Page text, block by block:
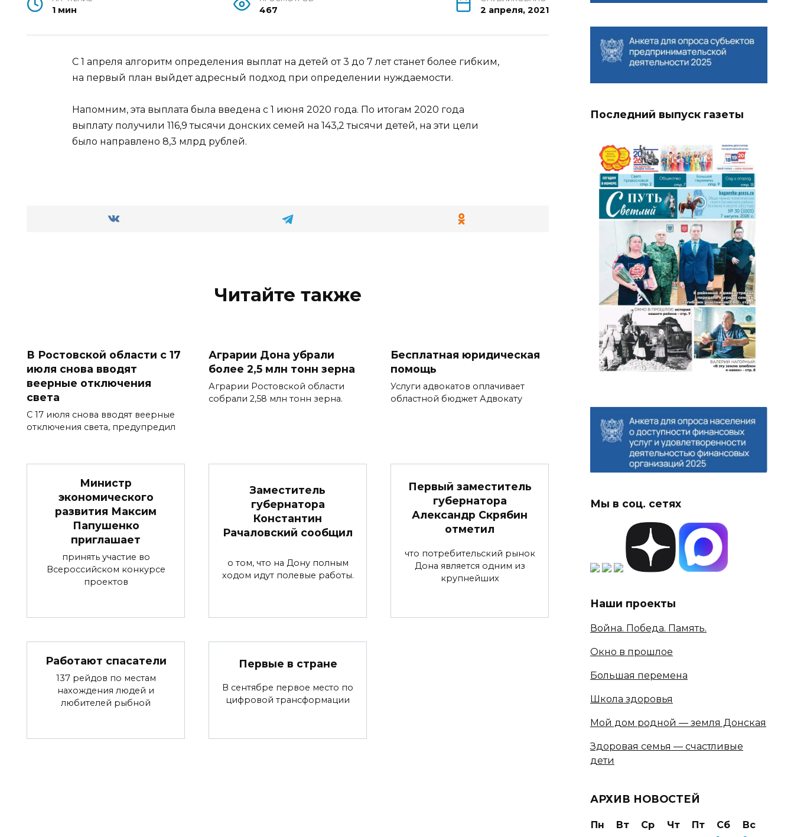
1 мин 467 2 апреля, 2021
С 1 апреля алгоритм определения выплат на детей от 3 до 7 лет станет более гибким,
на первый план выйдет адресный подход при определении нуждаемости.
Напомним, эта выплата была введена с 1 июня 2020 года. По итогам 2020 года
выплату получили 116,9 тысячи донских семей на 143,2 тысячи детей, на эти цели
было направлено 8,3 млрд рублей.
Читайте также
В Ростовской области с 17
июля снова вводят
веерные отключения
света
С 17 июля снова вводят веерные
отключения света, предупредил
Аграрии Дона убрали
более 2,5 млн тонн зерна
Аграрии Ростовской области
собрали 2,58 млн тонн зерна.
Бесплатная юридическая
помощь
Услуги адвокатов оплачивает
областной бюджет Адвокату
Министр
экономического
развития Максим
Папушенко
приглашает
принять участие во
Всероссийском конкурсе
проектов
Заместитель
губернатора
Константин
Рачаловский сообщил
о том, что на Дону полным
ходом идут полевые работы.
Первый заместитель
губернатора
Александр Скрябин
отметил
что потребительский рынок
Дона является одним из
крупнейших
Работают спасатели
137 рейдов по местам
нахождения людей и
любителей рыбной
Первые в стране
В сентябре первое место по
цифровой трансформации
Последний выпуск газеты
Мы в соц. сетях
Наши проекты
Война. Победа. Память.
Окно в прошлое
Большая перемена
Школа здоровья
Мой дом родной — земля Донская
Здоровая семья — счастливые
дети
АРХИВ НОВОСТЕЙ
Пн Вт Ср Чт Пт Сб
Вс